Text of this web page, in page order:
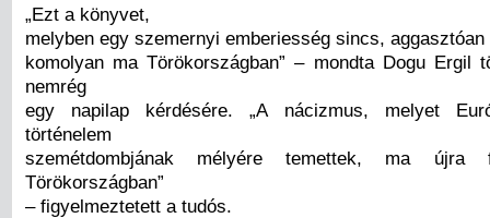
„Ezt a könyvet,
melyben egy szemernyi emberiesség sincs,
komolyan ma Törökországban” – mondta Dogu Ergil
nemrég
egy napilap kérdésére. „A nácizmus, melyet
történelem
szemétdombjának mélyére temettek, ma
Törökországban”
– figyelmeztetett a tudós.